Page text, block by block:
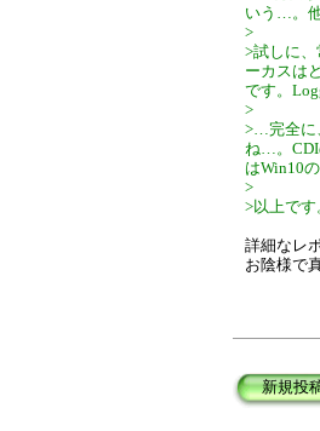
いう…。
>
>試しに
ーカスは
です。
>
>…完全に
ね…。CDI
はWin10
>
>以上です
詳細なレ
お陰様で
新規投